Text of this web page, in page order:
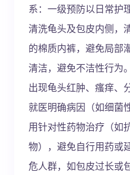
系：一级预防以日常护
清洗龟头及包皮内侧，
的棉质内裤，避免局部
清洁，避免不洁性行为
出现龟头红肿、瘙痒、
就医明确病因（如细菌
用针对性药物治疗（如
物），避免自行用药或
危人群，如包皮过长或